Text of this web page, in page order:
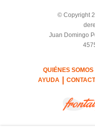
© Copyright
Juan Domingo
QUIÉNES SOMOS
AYUDA